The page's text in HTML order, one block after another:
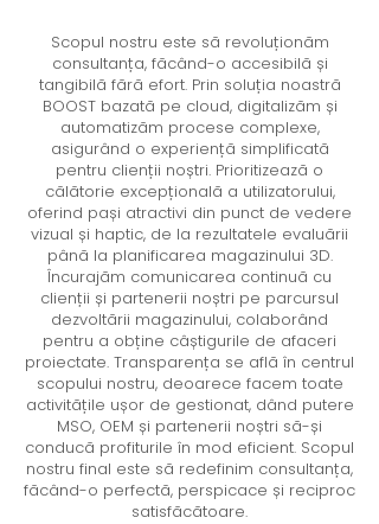
Scopul nostru este să revoluționăm
consultanța, făcând-o accesibilă și
tangibilă fără efort. Prin soluția noastră
BOOST bazată pe cloud, digitalizăm și
automatizăm procese complexe,
asigurând o experiență simplificată
pentru clienții noștri. Prioritizează o
călătorie excepțională a utilizatorului,
oferind pași atractivi din punct de vedere
vizual și haptic, de la rezultatele evaluării
până la planificarea magazinului 3D.
Încurajăm comunicarea continuă cu
clienții și partenerii noștri pe parcursul
dezvoltării magazinului, colaborând
pentru a obține câștigurile de afaceri
proiectate. Transparența se află în centrul
scopului nostru, deoarece facem toate
activitățile ușor de gestionat, dând putere
MSO, OEM și partenerii noștri să-și
conducă profiturile în mod eficient. Scopul
nostru final este să redefinim consultanța,
făcând-o perfectă, perspicace și reciproc
satisfăcătoare.